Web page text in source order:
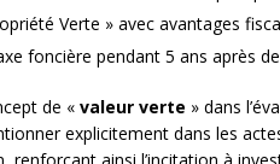
Verte » avec avantages
foncière pendant 5 ans après
de « valeur verte » dans
explicitement dans les